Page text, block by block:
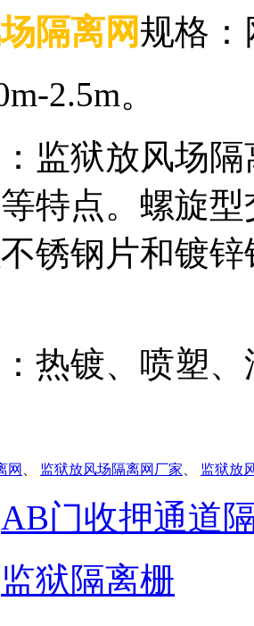
隔离网规格：
2.5m。
监狱放风场
特点。螺旋
锈钢片和镀
热镀、喷塑
网 、 监狱放风场隔离网厂家、 监狱放
AB门收押通道
监狱隔离栅